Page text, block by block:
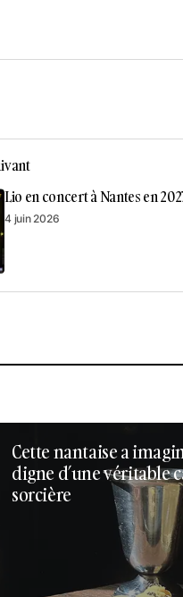
Lio en concert à Nantes en
4 juin 2026
Cette nantaise a
digne d’une véritable
sorcière